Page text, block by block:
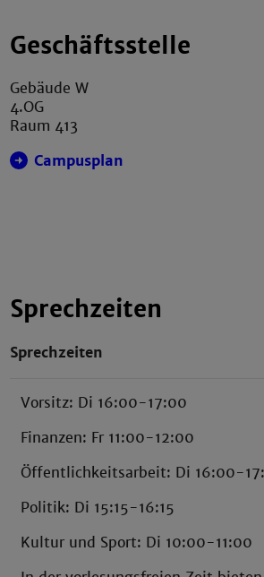
Geschäftsstelle
Gebäude W
4.OG
Raum 413
Campusplan
Sprechzeiten
Sprechzeiten
Vorsitz: Di 16:00-17:00
Finanzen: Fr 11:00-12:00
Öffentlichkeitsarbeit: Di 16:00-
Politik: Di 15:15-16:15
Kultur und Sport: Di 10:00-11:00